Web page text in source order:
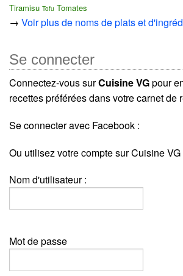
Tiramisu Tofu Tomates
→ Voir plus de noms de plats et
Se connecter
Connectez-vous surCuisine VGpour
recettes préférées dans votre carnet de
Se connecter avec Facebook :
Ou utilisez votre compte sur Cuisine VG
Nom d'utilisateur :
Mot de passe